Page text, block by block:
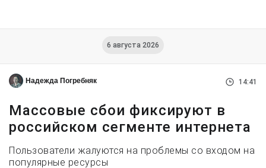
6 августа 2026
Надежда Погребняк 14:41
Массовые сбои фиксируют в
российском сегменте интернета
Пользователи жалуются на проблемы со входом на
популярные ресурсы